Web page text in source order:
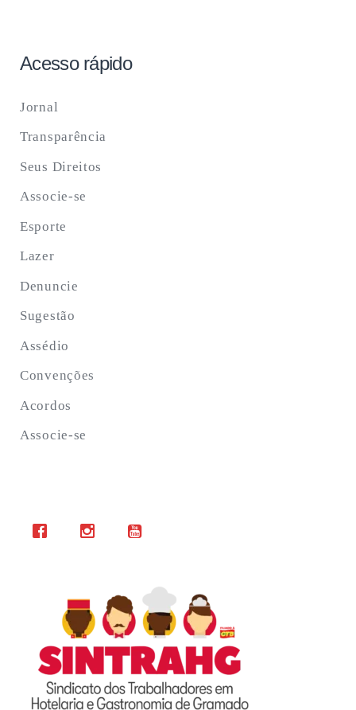
Acesso rápido
Jornal
Transparência
Seus Direitos
Associe-se
Esporte
Lazer
Denuncie
Sugestão
Assédio
Convenções
Acordos
Associe-se